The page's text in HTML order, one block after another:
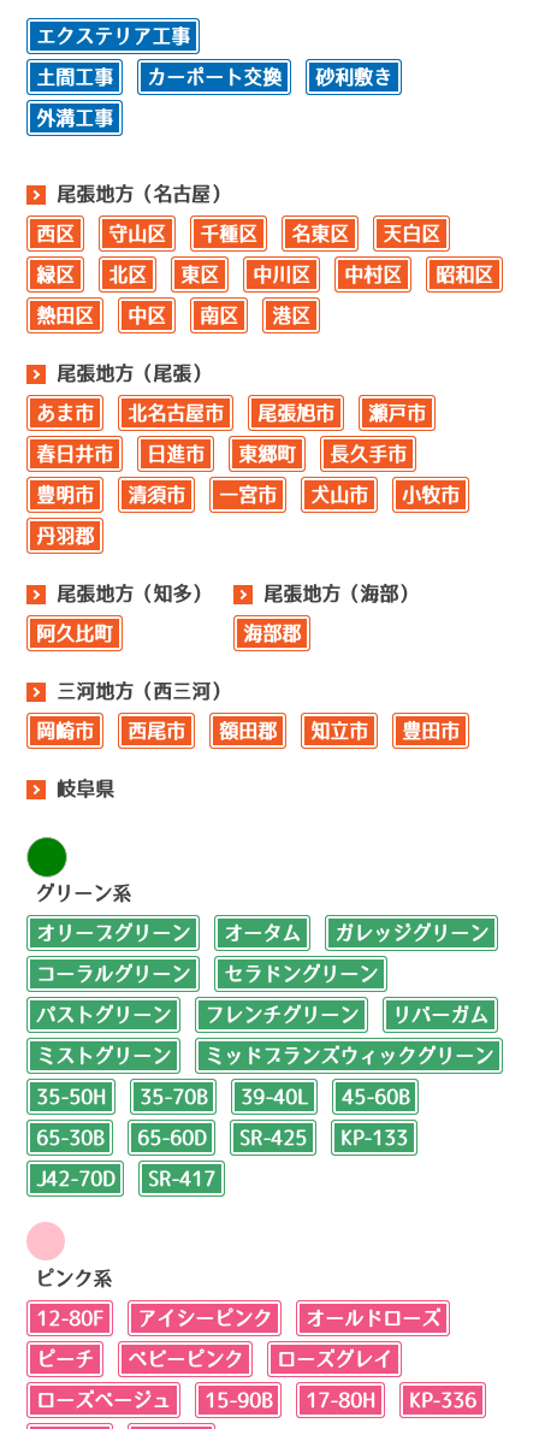
エクステリア工事
土間工事 カーポート交換 砂利敷き
外溝工事
尾張地方（名古屋）
西区 守山区 千種区 名東区 天白区
緑区 北区 東区 中川区 中村区 昭和区
熱田区 中区 南区 港区
尾張地方（尾張）
あま市 北名古屋市 尾張旭市 瀬戸市
春日井市 日進市 東郷町 長久手市
豊明市 清須市 一宮市 犬山市 小牧市
丹羽郡
尾張地方（知多）
阿久比町
尾張地方（海部）
海部郡
三河地方（西三河）
岡崎市 西尾市 額田郡 知立市 豊田市
岐阜県
グリーン系
オリーブグリーン オータム ガレッジグリーン
コーラルグリーン セラドングリーン
パストグリーン フレンチグリーン リバーガム
ミストグリーン ミッドブランズウィックグリーン
35-50H 35-70B 39-40L 45-60B
65-30B 65-60D SR-425 KP-133
J42-70D SR-417
ピンク系
12-80F アイシーピンク オールドローズ
ピーチ ベビーピンク ローズグレイ
ローズベージュ 15-90B 17-80H KP-336